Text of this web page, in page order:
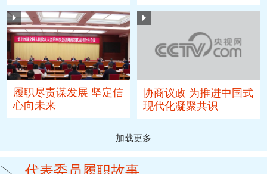
履职尽责谋发展 坚定信
心向未来
协商议政 为推进中国式
现代化凝聚共识
加载更多